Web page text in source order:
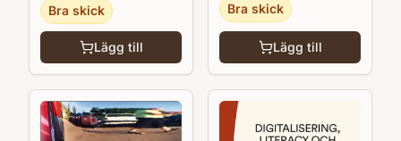
Bra skick
Lägg till
Bra skick
Lägg till